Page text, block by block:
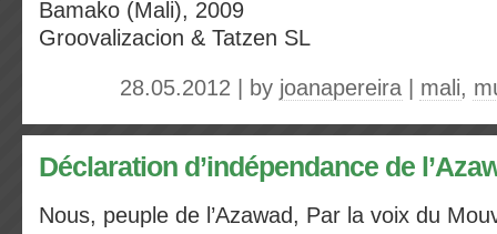
Bamako (Mali), 2009
Groovalizacion & Tatzen SL
28.05.2012 | by joanapereira mali,
Déclaration d’indépendance de
Nous, peuple de l’Azawad, Par la voix du